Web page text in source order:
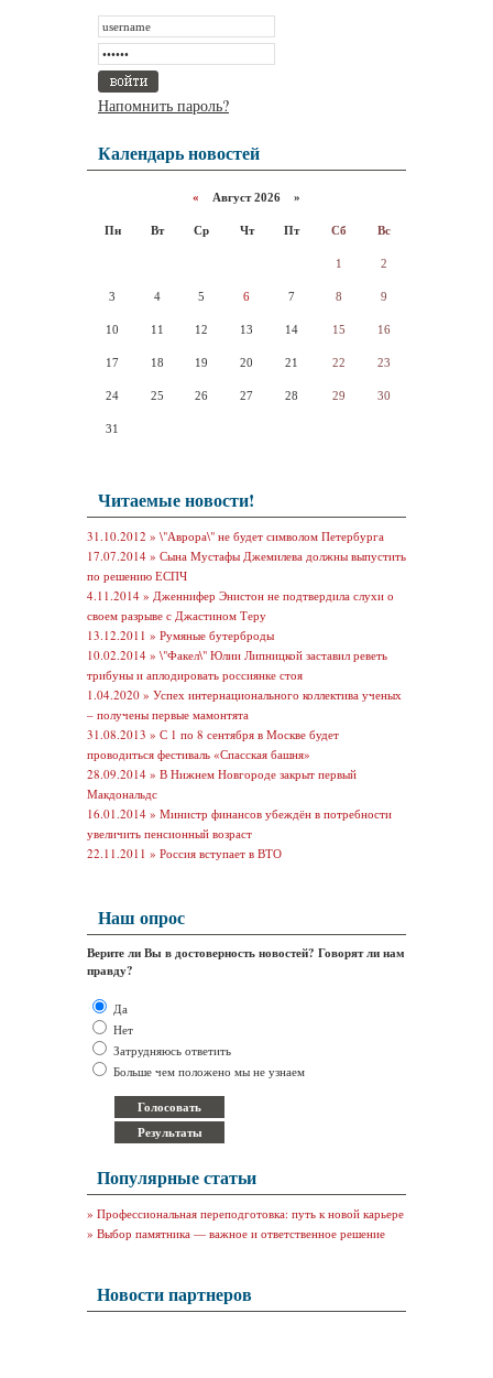
Напомнить пароль?
Календарь новостей
« Август 2026 »
Пн Вт Ср Чт Пт Сб Вс
1 2
3 4 5 6 7 8 9
10 11 12 13 14 15 16
17 18 19 20 21 22 23
24 25 26 27 28 29 30
31
Читаемые новости!
31.10.2012 » \"Аврора\" не будет символом Петербурга
17.07.2014 » Сына Мустафы Джемилева должны выпустить
по решению ЕСПЧ
4.11.2014 » Дженнифер Энистон не подтвердила слухи о
своем разрыве с Джастином Теру
13.12.2011 » Румяные бутерброды
10.02.2014 » \"Факел\" Юлии Липницкой заставил реветь
трибуны и аплодировать россиянке стоя
1.04.2020 » Успех интернационального коллектива ученых
– получены первые мамонтята
31.08.2013 » С 1 по 8 сентября в Москве будет
проводиться фестиваль «Спасская башня»
28.09.2014 » В Нижнем Новгороде закрыт первый
Макдональдс
16.01.2014 » Министр финансов убеждён в потребности
увеличить пенсионный возраст
22.11.2011 » Россия вступает в ВТО
Наш опрос
Верите ли Вы в достоверность новостей? Говорят ли нам
правду?
Да
Нет
Затрудняюсь ответить
Больше чем положено мы не узнаем
Популярные статьи
» Профессиональная переподготовка: путь к новой карьере
» Выбор памятника — важное и ответственное решение
Новости партнеров